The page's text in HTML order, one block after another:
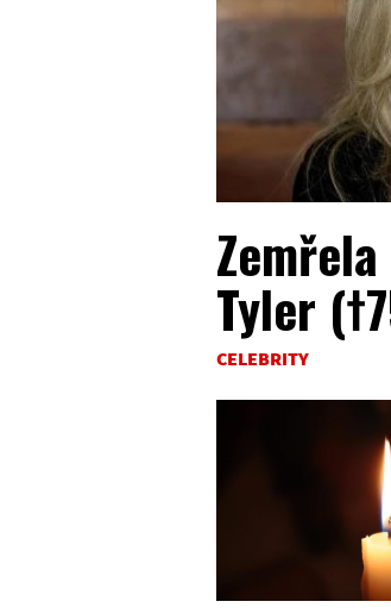
Tyler
CELEBRITY